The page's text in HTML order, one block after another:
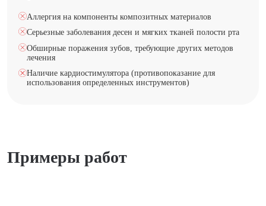
Аллергия на компоненты композитных материалов
Серьезные заболевания десен и мягких тканей полости рта
Обширные поражения зубов, требующие других методов
лечения
Наличие кардиостимулятора (противопоказание для
использования определенных инструментов)
Примеры работ